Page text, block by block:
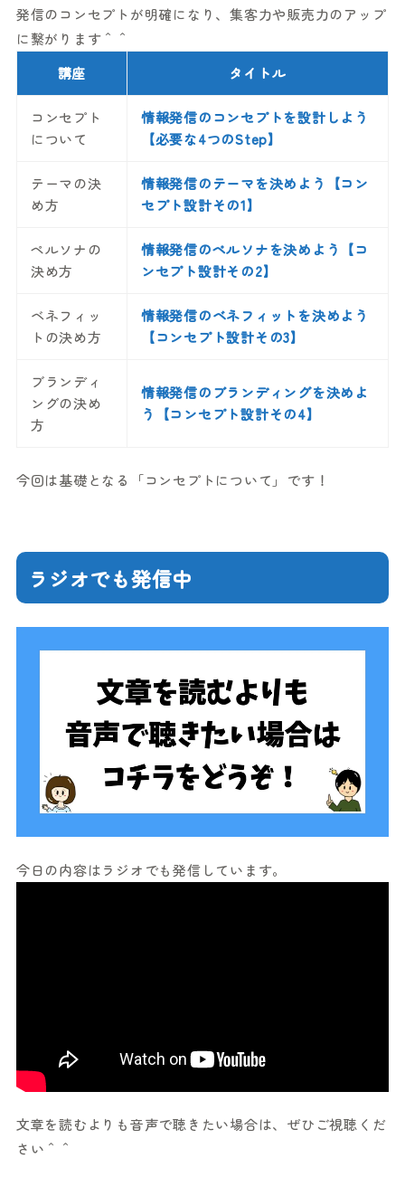
発信のコンセプトが明確になり、集客力や販売力のアップ
に繋がります＾＾
講座
タイトル
コンセプト
について
情報発信のコンセプトを設計しよう
【必要な4つのStep】
テーマの決
め方
情報発信のテーマを決めよう【コン
セプト設計その1】
ペルソナの
決め方
情報発信のペルソナを決めよう【コ
ンセプト設計その2】
ベネフィッ
トの決め方
情報発信のベネフィットを決めよう
【コンセプト設計その3】
ブランディ
ングの決め
方
情報発信のブランディングを決めよ
う【コンセプト設計その4】
今回は基礎となる「コンセプトについて」です！
ラジオでも発信中
今日の内容はラジオでも発信しています。
文章を読むよりも音声で聴きたい場合は、ぜひご視聴くだ
さい＾＾